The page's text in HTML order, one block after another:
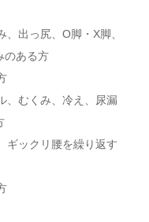
出っ尻、O脚・X脚、
のある方
、むくみ、冷え、尿漏
ギックリ腰を繰り返す